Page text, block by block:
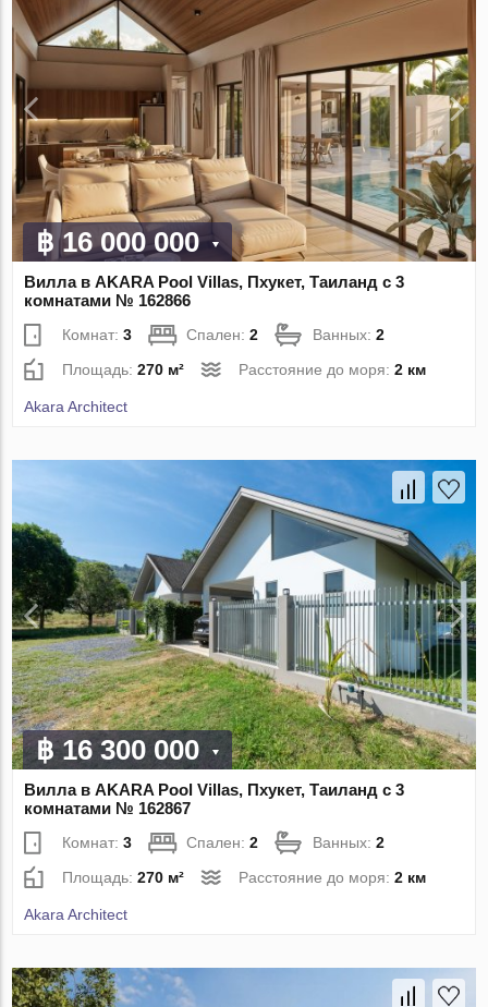
฿ 16 000 000
Вилла в AKARA Pool Villas, Пхукет, Таиланд с 3
комнатами № 162866
Комнат:3 Спален:2 Ванных:2
Площадь:270 м² Расстояние до моря:2 км
Akara Architect
฿ 16 300 000
Вилла в AKARA Pool Villas, Пхукет, Таиланд с 3
комнатами № 162867
Комнат:3 Спален:2 Ванных:2
Площадь:270 м² Расстояние до моря:2 км
Akara Architect